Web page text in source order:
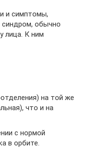
и симптомы,
синдром, обычно
лица. К ним
на той же
что и на
с нормой
в орбите.